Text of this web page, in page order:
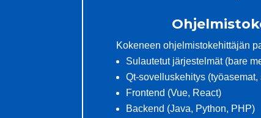
Kokeneen ohjelmistokehittäjän
Sulautetut järjestelmät (bare
Qt-sovelluskehitys (työasemat,
Frontend (Vue, React)
Backend (Java, Python, PHP)